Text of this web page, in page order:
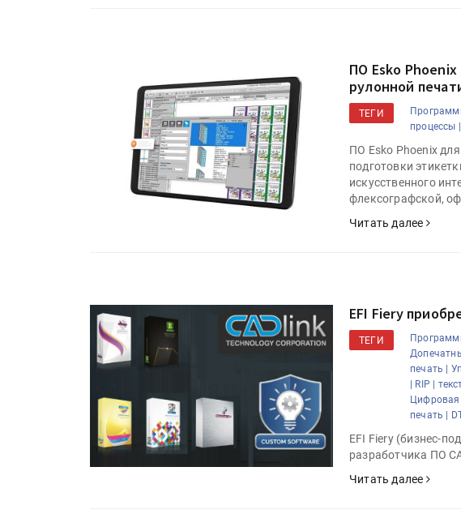
ПО Esko
рулонной
ТЕГИ
процессы |
ПО Esko Phoenix
подготовки
искусственного
флексографской,
Читать далее
EFI Fiery
ТЕГИ
печать |
RIP |
Цифровая
печать |
EFI Fiery (бизнес-
разработчика ПО
Читать далее